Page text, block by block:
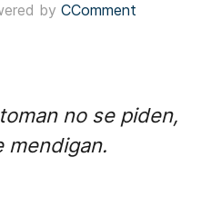
by CComment
no se piden,
mendigan.